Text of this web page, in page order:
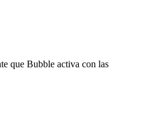
que Bubble activa con las